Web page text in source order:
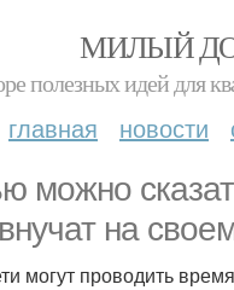
МИЛЫЙ
полезных идей для
главная новости
можно
на
могут проводить